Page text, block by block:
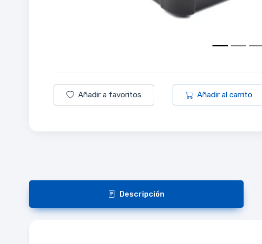
Añadir a favoritos Añadir al carrito
Descripción